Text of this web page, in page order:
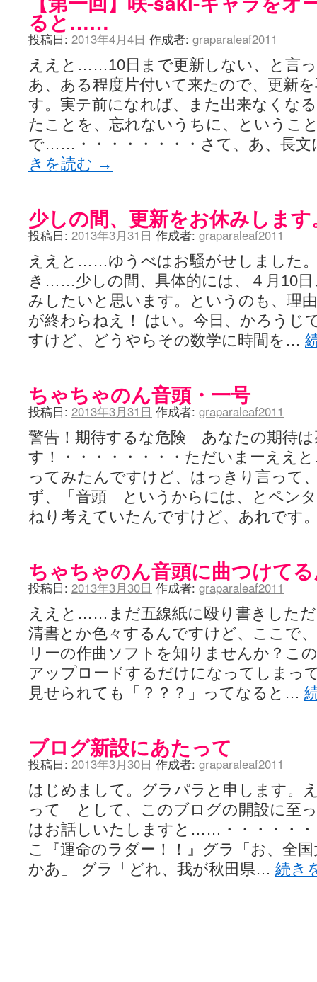
ると……
投稿日: 2013年4月4日 作成者: graparaleaf2011
ええと……10日まで更新しない、と言
あ、ある程度片付いて来たので、更新
す。実テ前になれば、また出来なくな
たことを、忘れないうちに、というこ
で……・・・・・・・・さて、あ、長
きを読む →
少しの間、更新をお休みします
投稿日: 2013年3月31日 作成者: graparaleaf2011
ええと……ゆうべはお騒がせしました
き……少しの間、具体的には、４月10
みしたいと思います。というのも、理
が終わらねえ！ はい。今日、かろうじ
すけど、どうやらその数学に時間を…
ちゃちゃのん音頭・一号
投稿日: 2013年3月31日 作成者: graparaleaf2011
警告！期待するな危険 あなたの期待は
す！・・・・・・・・ただいまーええ
ってみたんですけど、はっきり言って
ず、「音頭」というからには、とペン
ねり考えていたんですけど、あれです
ちゃちゃのん音頭に曲つけて
投稿日: 2013年3月30日 作成者: graparaleaf2011
ええと……まだ五線紙に殴り書きした
清書とか色々するんですけど、ここで
リーの作曲ソフトを知りませんか？こ
アップロードするだけになってしまっ
見せられても「？？？」ってなると…
ブログ新設にあたって
投稿日: 2013年3月30日 作成者: graparaleaf2011
はじめまして。グラパラと申します
って」として、このブログの開設に至
はお話しいたしますと……・・・・・
こ『運命のラダー！！』グラ「お、全
かあ」 グラ「どれ、我が秋田県… 続き